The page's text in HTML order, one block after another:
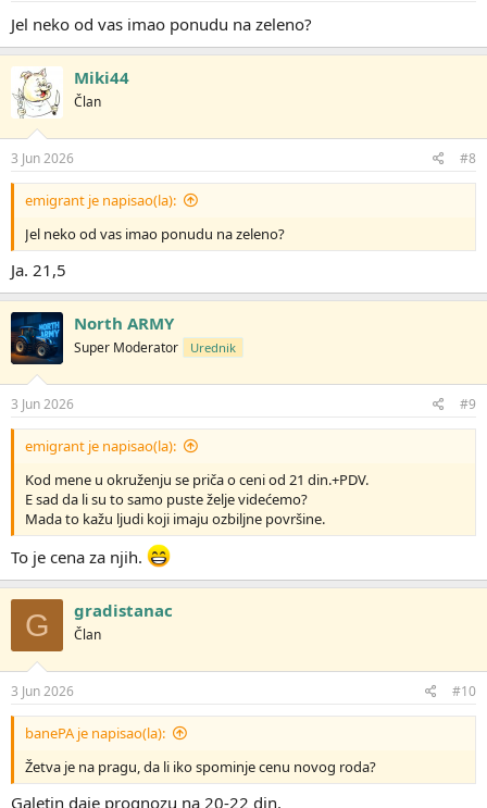
:
Jel neko od vas imao ponudu na zeleno?
Miki44
Član
3 Jun 2026 #8
emigrant je napisao(la):
Jel neko od vas imao ponudu na zeleno?
Ja. 21,5
North ARMY
Super Moderator Urednik
3 Jun 2026 #9
emigrant je napisao(la):
Kod mene u okruženju se priča o ceni od 21 din.+PDV.
E sad da li su to samo puste želje videćemo?
Mada to kažu ljudi koji imaju ozbiljne površine.
To je cena za njih.
G gradistanac
Član
3 Jun 2026 #10
banePA je napisao(la):
Žetva je na pragu, da li iko spominje cenu novog roda?
Galetin daje prognozu na 20-22 din.